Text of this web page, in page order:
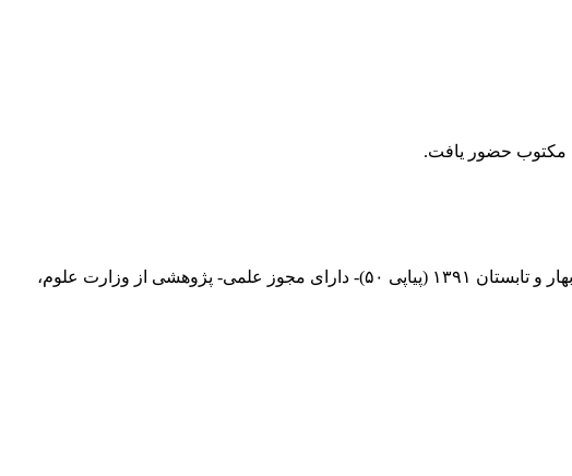
نشریه آینه میراث- دو فصلنامه ویژه کتاب شناسی، نقد کتاب و اطلاع رسانی در حوزه متون- دوره جدید، سال دهم، شماره اول، بهار و تابستان ۱۳۹۱ (پیاپی ۵۰)- دارای مجوز علمی- پژوهشی از وزارت علوم،